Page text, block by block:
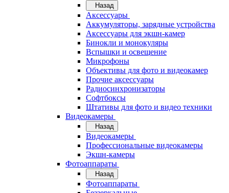
Назад
Аксессуары
Аккумуляторы, зарядные устройства
Аксессуары для экшн-камер
Бинокли и монокуляры
Вспышки и освещение
Микрофоны
Объективы для фото и видеокамер
Прочие аксессуары
Радиосинхронизаторы
Софтбоксы
Штативы для фото и видео техники
Видеокамеры
Назад
Видеокамеры
Профессиональные видеокамеры
Экшн-камеры
Фотоаппараты
Назад
Фотоаппараты